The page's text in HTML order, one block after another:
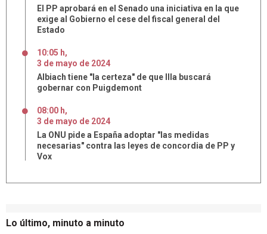
Lo último, minuto a minuto
El PP aprobará en el Senado una iniciativa en la que
exige al Gobierno el cese del fiscal general del
Estado
10:05 h,
3 de mayo de 2024
Albiach tiene "la certeza" de que Illa buscará
gobernar con Puigdemont
08:00 h,
3 de mayo de 2024
La ONU pide a España adoptar "las medidas
necesarias" contra las leyes de concordia de PP y
Vox